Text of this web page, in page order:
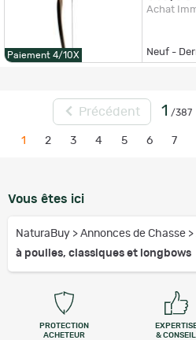
Paiement 4/10X
Achat
Neuf -
Précédent 1 /387
1 2 3 4 5 6 7
Vous êtes ici
NaturaBuy > Annonces de Chasse >
à poulies, classiques et longbows
PROTECTION
ACHETEUR
& CONSEIL